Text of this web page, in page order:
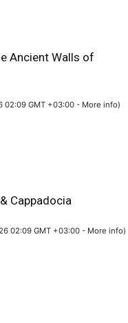
Ancient Walls of
02:09 GMT +03:00 - More info)
Cappadocia
02:09 GMT +03:00 - More info)